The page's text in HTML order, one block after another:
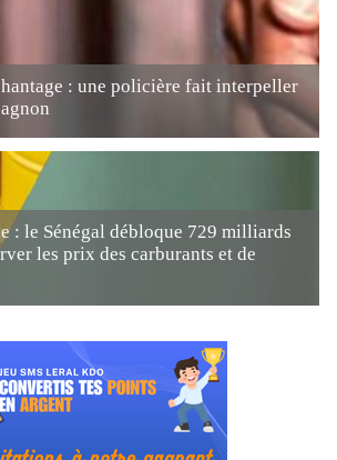
: une policière fait interpeller
: le Sénégal débloque 729 milliards
les prix des carburants et de